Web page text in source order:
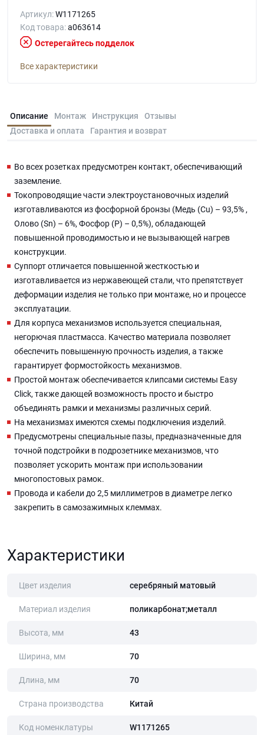
Артикул:W1171265
Код товара:a063614
Остерегайтесь подделок
Все характеристики
Описание Монтаж Инструкция
Отзывы
Доставка и оплата
Гарантия и возврат
Во всех розетках предусмотрен контакт, обеспечивающий
заземление.
Токопроводящие части электроустановочных изделий
изготавливаются из фосфорной бронзы (Медь (Cu) – 93,5% ,
Олово (Sn) – 6%, Фосфор (P) – 0,5%), обладающей
повышенной проводимостью и не вызывающей нагрев
конструкции.
Суппорт отличается повышенной жесткостью и
изготавливается из нержавеющей стали, что препятствует
деформации изделия не только при монтаже, но и процессе
эксплуатации.
Для корпуса механизмов используется специальная,
негорючая пластмасса. Качество материала позволяет
обеспечить повышенную прочность изделия, а также
гарантирует формостойкость механизмов.
Простой монтаж обеспечивается клипсами системы Easy
Click, также дающей возможность просто и быстро
объединять рамки и механизмы различных серий.
На механизмах имеются схемы подключения изделий.
Предусмотрены специальные пазы, предназначенные для
точной подстройки в подрозетнике механизмов, что
позволяет ускорить монтаж при использовании
многопостовых рамок.
Провода и кабели до 2,5 миллиметров в диаметре легко
закрепить в самозажимных клеммах.
Характеристики
Цвет изделия серебряный матовый
Материал изделия поликарбонат;металл
Высота, мм 43
Ширина, мм 70
Длина, мм 70
Страна производства Китай
Код номенклатуры W1171265